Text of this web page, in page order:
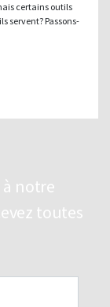
certains outils
servent? Passons-
à notre
toutes